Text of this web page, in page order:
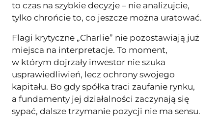
to czas na szybkie decyzje – nie analizujcie,
tylko chrońcie to, co jeszcze można uratować.
Flagi krytyczne „Charlie” nie pozostawiają już
miejsca na interpretacje. To moment,
w którym dojrzały inwestor nie szuka
usprawiedliwień, lecz ochrony swojego
kapitału. Bo gdy spółka traci zaufanie rynku,
a fundamenty jej działalności zaczynają się
sypać, dalsze trzymanie pozycji nie ma sensu.